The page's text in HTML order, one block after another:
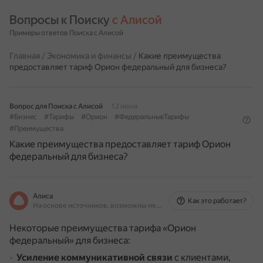
Вопросы к Поиску с Алисой
Примеры ответов Поиска с Алисой
Главная / Экономика и финансы / Какие преимущества
предоставляет тариф Орион федеральный для бизнеса?
Вопрос для Поиска с Алисой
12 июня
#Бизнес
#Тарифы #Орион
#ФедеральныеТарифы
#Преимущества
Какие преимущества предоставляет тариф Орион
федеральный для бизнеса?
Алиса
На основе источников, возможны неточности
Как это работает?
Некоторые преимущества тарифа «Орион
федеральный» для бизнеса:
Усиление коммуникативной связи с клиентами,